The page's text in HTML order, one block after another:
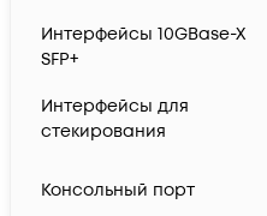
Интерфейсы 10GBase-X
SFP+
Интерфейсы для
стекирования
Консольный порт